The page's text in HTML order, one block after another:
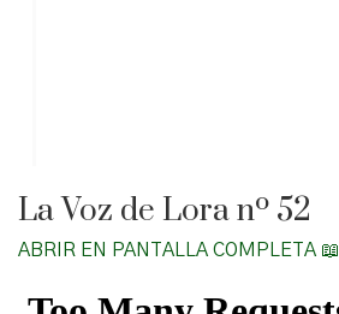
La Voz de Lora nº 52
ABRIR EN PANTALLA COMPLETA 📖